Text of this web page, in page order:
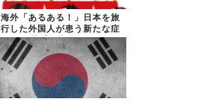
海外「あるある！」日本を旅
行した外国人が患う新たな症
状「日本後P...